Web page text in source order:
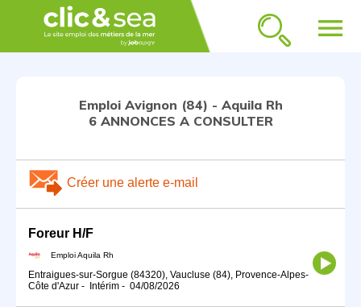
menu
Emploi Avignon (84) - Aquila Rh
6 ANNONCES A CONSULTER
Créer une alerte e-mail
Foreur H/F
Emploi Aquila Rh
Entraigues-sur-Sorgue (84320), Vaucluse (84), Provence-Alpes-
Côte d'Azur - Intérim - 04/08/2026